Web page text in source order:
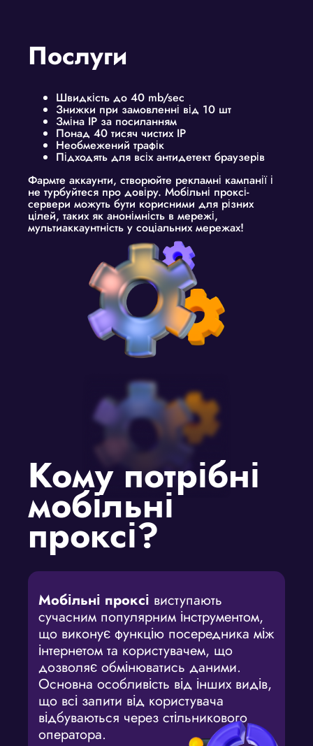
Послуги
Швидкість до 40 mb/sec
Знижки при замовленні від 10 шт
Зміна IP за посиланням
Понад 40 тисяч чистих IP
Необмежений трафік
Підходять для всіх антидетект браузерів
Фармте аккаунти, створюйте рекламні кампанії і
не турбуйтеся про довіру. Мобільні проксі-
сервери можуть бути корисними для різних
цілей, таких як анонімність в мережі,
мультиаккаунтність у соціальних мережах!
Кому потрібні
мобільні
проксі?
Мобільні проксі виступають
сучасним популярним інструментом,
що виконує функцію посередника між
інтернетом та користувачем, що
дозволяє обмінюватись даними.
Основна особливість від інших видів,
що всі запити від користувача
відбуваються через стільникового
оператора.